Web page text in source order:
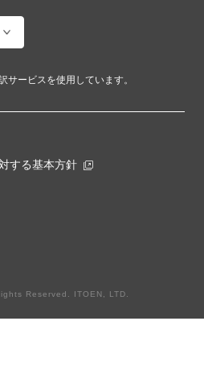
サービスを使用しています。
する基本方針
Reserved. ITOEN, LTD.